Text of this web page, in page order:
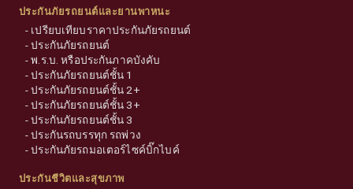
ประกันภัยรถยนต์และยานพาหนะ
- เปรียบเทียบราคาประกันภัยรถยนต์
-ประกันภัยรถยนต์
-พ.ร.บ. หรือประกันภาคบังคับ
-ประกันภัยรถยนต์ชั้น 1
-ประกันภัยรถยนต์ชั้น 2+
-ประกันภัยรถยนต์ชั้น 3+
-ประกันภัยรถยนต์ชั้น 3
-ประกันรถบรรทุก รถพ่วง
-ประกันภัยรถมอเตอร์ไซค์บิ๊กไบค์
ประกันชีวิตและสุขภาพ